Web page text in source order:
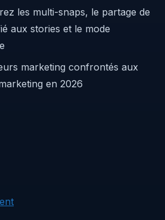
les multi-snaps, le partage de
aux stories et le mode
marketing confrontés aux
en 2026